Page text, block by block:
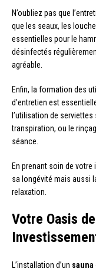
N’oubliez pas que
que les seaux, les
essentielles pour le
désinfectés
agréable.
Enfin, la formation des
d’entretien est
l’utilisation de
transpiration, ou le
séance.
En prenant soin de
sa longévité mais aussi
relaxation.
Votre Oasis
L’installation d’un sauna